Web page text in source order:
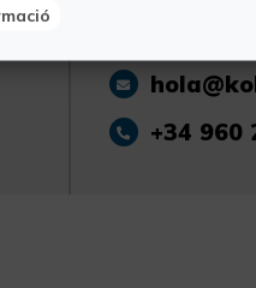
+34 960